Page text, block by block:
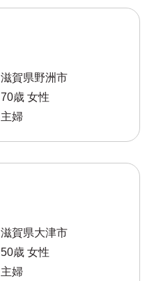
滋賀県野洲市
70歳 女性
主婦
滋賀県大津市
50歳 女性
主婦